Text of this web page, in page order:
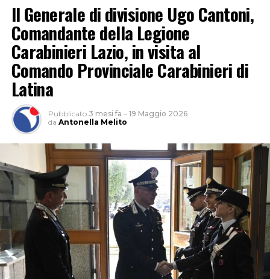
Il Generale di divisione Ugo Cantoni,
Comandante della Legione
Carabinieri Lazio, in visita al
Comando Provinciale Carabinieri di
Latina
Pubblicato 3 mesi fa – 19 Maggio 2026
da Antonella Melito